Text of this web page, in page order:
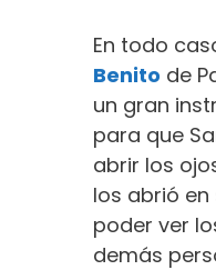
En todo
Benito de
un gran
para que
abrir los
los abrió
poder ver
demás